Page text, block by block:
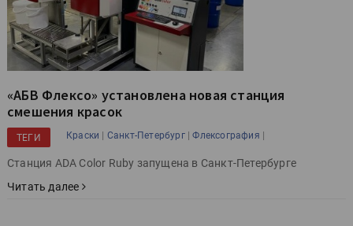
«АБВ Флексо» установлена новая станция
смешения красок
ТЕГИ Краски | Санкт-Петербург|Флексография |
Станция ADA Color Ruby запущена в Санкт-Петербурге
Читать далее